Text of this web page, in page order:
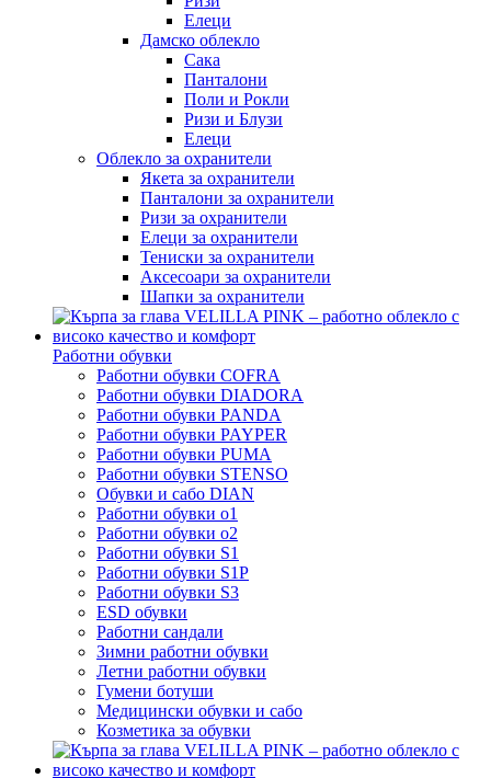
Елеци
Дамско облекло
Сака
Панталони
Поли и Рокли
Ризи и Блузи
Елеци
Облекло за охранители
Якета за охранители
Панталони за охранители
Ризи за охранители
Елеци за охранители
Тениски за охранители
Аксесоари за охранители
Шапки за охранители
Работни обувки
Работни обувки COFRA
Работни обувки DIADORA
Работни обувки PANDA
Работни обувки PAYPER
Работни обувки PUMA
Работни обувки STENSO
Обувки и сабо DIAN
Работни обувки o1
Работни обувки o2
Работни обувки S1
Работни обувки S1P
Работни обувки S3
ESD обувки
Работни сандали
Зимни работни обувки
Летни работни обувки
Гумени ботуши
Медицински обувки и сабо
Козметика за обувки